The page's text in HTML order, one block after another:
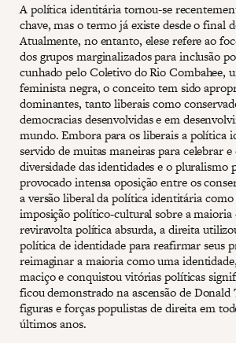
A política identitária tornou-se
chave, mas o termo já existe desde o final
Atualmente, no entanto, elese refere ao
dos grupos marginalizados para inclusão
cunhado pelo Coletivo do Rio Combahee,
feminista negra, o conceito tem sido
dominantes, tanto liberais como
democracias desenvolvidas e em
mundo. Embora para os liberais a política
servido de muitas maneiras para celebrar e
diversidade das identidades e o pluralismo
provocado intensa oposição entre os
a versão liberal da política identitária
imposição político-cultural sobre a maioria
reviravolta política absurda, a direita
política de identidade para reafirmar seus
reimaginar a maioria como uma
maciço e conquistou vitórias políticas
ficou demonstrado na ascensão de
figuras e forças populistas de direita em
últimos anos.